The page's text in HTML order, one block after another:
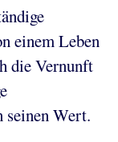
einem Leben
die Vernunft
seinen Wert.